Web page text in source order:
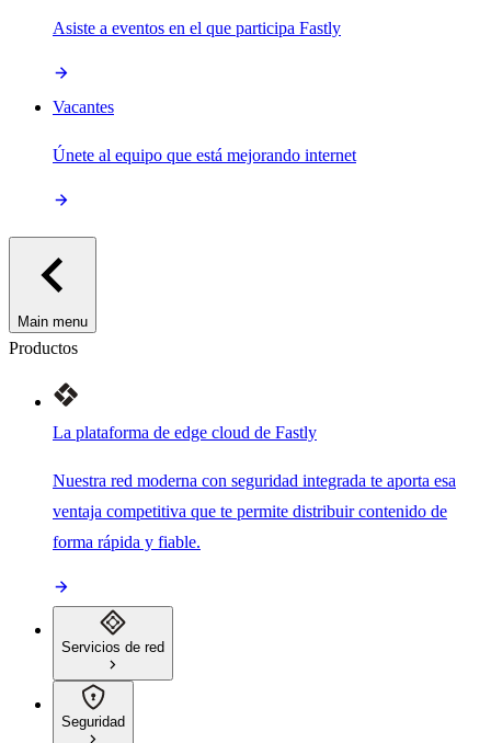
Asiste a eventos en el que participa Fastly
Vacantes
Únete al equipo que está mejorando internet
Main menu
Productos
La plataforma de edge cloud de Fastly
Nuestra red moderna con seguridad integrada te aporta esa
ventaja competitiva que te permite distribuir contenido de
forma rápida y fiable.
Servicios de red
Seguridad